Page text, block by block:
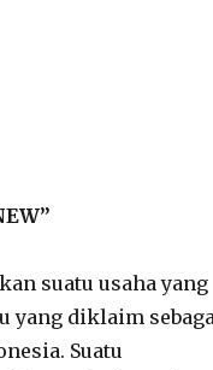
suatu usaha yang
yang diklaim
Suatu